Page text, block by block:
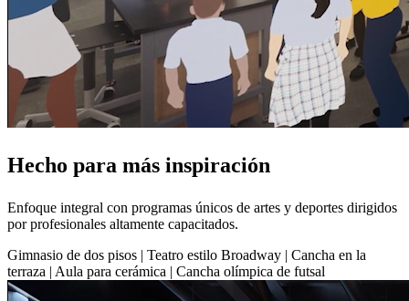
Hecho para más inspiración
Enfoque integral con programas únicos de artes y deportes dirigidos
por profesionales altamente capacitados.
Gimnasio de dos pisos | Teatro estilo Broadway | Cancha en la
terraza | Aula para cerámica | Cancha olímpica de futsal